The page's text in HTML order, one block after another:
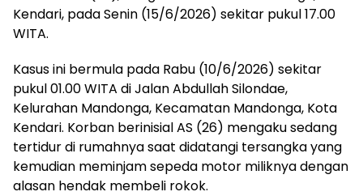
Kendari, pada Senin (15/6/2026) sekitar pukul 17.00
WITA.
Kasus ini bermula pada Rabu (10/6/2026) sekitar
pukul 01.00 WITA di Jalan Abdullah Silondae,
Kelurahan Mandonga, Kecamatan Mandonga, Kota
Kendari. Korban berinisial AS (26) mengaku sedang
tertidur di rumahnya saat didatangi tersangka yang
kemudian meminjam sepeda motor miliknya dengan
alasan hendak membeli rokok.